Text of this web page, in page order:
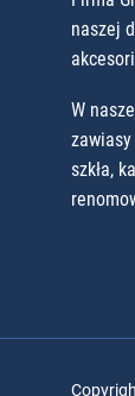
naszej
W
szkła,